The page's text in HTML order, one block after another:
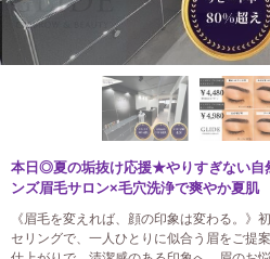
本日◎夏の垢抜け応援★やりすぎない自
ンズ眉毛サロン×毛穴洗浄で爽やか夏肌
《眉毛を変えれば、顔の印象は変わる。》
セリングで、一人ひとりに似合う眉をご提